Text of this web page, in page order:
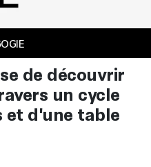
de découvrir
un cycle
et d'une table